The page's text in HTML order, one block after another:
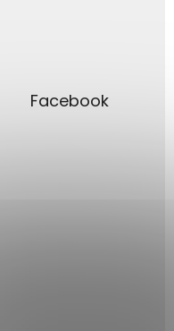
Facebook